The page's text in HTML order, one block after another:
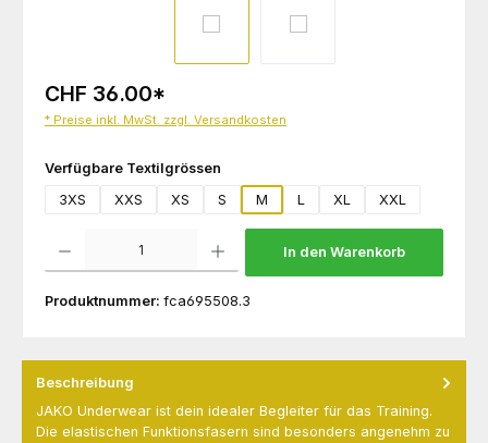
CHF 36.00*
* Preise inkl. MwSt. zzgl. Versandkosten
Verfügbare Textilgrössen
3XS
XXS XS S M L XL XXL
In den Warenkorb
Produktnummer: fca695508.3
Beschreibung
JAKO Underwear ist dein idealer Begleiter für das Training.
Die elastischen Funktionsfasern sind besonders angenehm zu